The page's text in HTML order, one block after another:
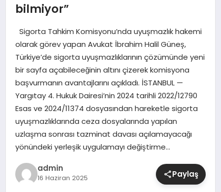
SIYASET
SPOR
TEKNOLOJI
YAŞAM
bilmiyor”
Sigorta Tahkim Komisyonu’nda uyuşmazlık hakemi
olarak görev yapan Avukat İbrahim Halil Güneş,
Türkiye’de sigorta uyuşmazlıklarının çözümünde yeni
bir sayfa açabileceğinin altını çizerek komisyona
başvurmanın avantajlarını açıkladı. İSTANBUL —
Yargıtay 4. Hukuk Dairesi’nin 2024 tarihli 2022/12790
Esas ve 2024/11374 dosyasından hareketle sigorta
uyuşmazlıklarında ceza dosyalarında yapılan
uzlaşma sonrası tazminat davası açılamayacağı
yönündeki yerleşik uygulamayı değiştirme…
admin
16 Haziran 2025 Paylaş